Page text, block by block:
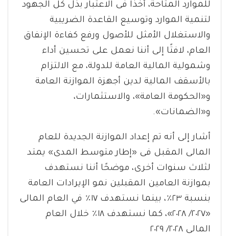
للموارد المتاحة، أخذًا فى الاعتبار بذل كل الجهود
لتنمية الموارد وتوسيع القاعدة الضريبية
والاستغلال الأمثل للأصول ورفع كفاءة الإنفاق
العام، لافتًا إلى أننا نعمل على تحسين أداء
وشمولية المالية العامة للدولة، مع الالتزام
بالأسقف المالية لدين أجهزة الموازنة العامة
و«الحكومة العامة»، والاستثمارات،
و«الضمانات».
أشار إلى أنه تم إعداد الموازنة الجديدة للعام
المالى المقبل فى «إطار متوسط المدى» يمتد
لثلاث سنوات أخرى، موضحًا أننا نستهدف
بموازنة العامين المقبلين نمو الإيرادات العامة
بنسبة ٢٣٪، بينما نستهدف ١٧٪ في العام المالى
«٢٠٢٧/ ٢٠٢٨»، كما نستهدف ١٨٪؜ خلال العام
المالى ٢٠٢٨/ ٢٠٢٩